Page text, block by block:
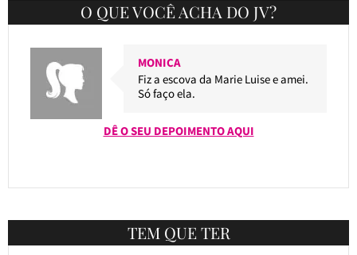
O QUE VOCÊ ACHA DO JV?
MONICA
Fiz a escova da Marie Luise e amei.
Só faço ela.
DÊ O SEU DEPOIMENTO AQUI
TEM QUE TER